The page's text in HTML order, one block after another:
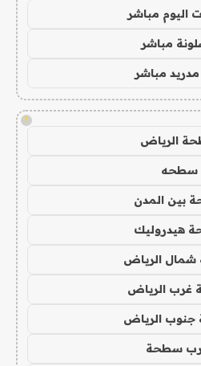
اليوم مباشر
مباشر
مدريد مباشر
!
الرياض
سطحه
بين المدن
هيدروليك
الرياض
الرياض
الرياض
سطحة